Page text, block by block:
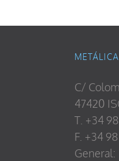
C/
47420
T. +34
F. +34
General: